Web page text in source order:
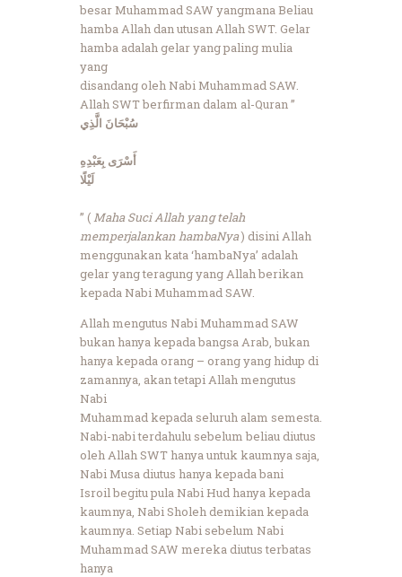
besar Muhammad SAW yangmana Beliau
hamba Allah dan utusan Allah SWT. Gelar
hamba adalah gelar yang paling mulia
yang
disandang oleh Nabi Muhammad SAW.
Allah SWT berfirman dalam al-Quran ”
سُبْحَانَ الَّذِي
أَسْرَى بِعَبْدِهِ
لَيْلًا
” (Maha Suci Allah yang telah
memperjalankan hambaNya) disini Allah
menggunakan kata ‘hambaNya’ adalah
gelar yang teragung yang Allah berikan
kepada Nabi Muhammad SAW.
Allah mengutus Nabi Muhammad SAW
bukan hanya kepada bangsa Arab, bukan
hanya kepada orang – orang yang hidup di
zamannya, akan tetapi Allah mengutus
Nabi
Muhammad kepada seluruh alam semesta.
Nabi-nabi terdahulu sebelum beliau diutus
oleh Allah SWT hanya untuk kaumnya saja,
Nabi Musa diutus hanya kepada bani
Isroil begitu pula Nabi Hud hanya kepada
kaumnya, Nabi Sholeh demikian kepada
kaumnya. Setiap Nabi sebelum Nabi
Muhammad SAW mereka diutus terbatas
hanya